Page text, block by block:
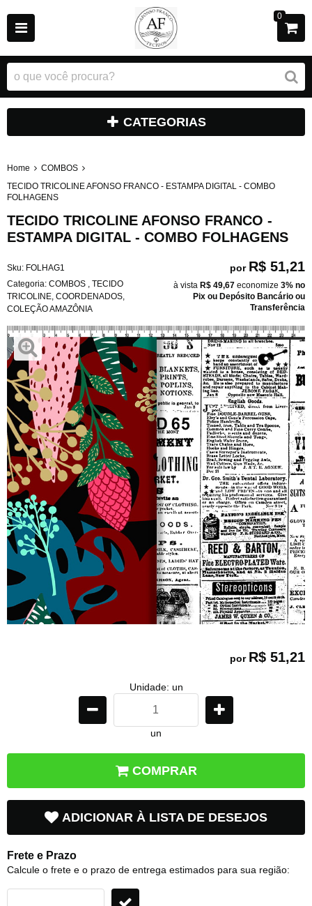
0
CATEGORIAS
Home
COMBOS
TECIDO TRICOLINE AFONSO FRANCO - ESTAMPA DIGITAL - COMBO
FOLHAGENS
TECIDO TRICOLINE AFONSO FRANCO -
ESTAMPA DIGITAL - COMBO FOLHAGENS
Sku: FOLHAG1
Categoria: COMBOS
TECIDO
TRICOLINE COORDENADOS
COLEÇÃO AMAZÔNIA
por R$ 51,21
à vista R$ 49,67 economize 3% no
Pix ou Depósito Bancário ou
Transferência
por R$ 51,21
Unidade: un
un
COMPRAR
ADICIONAR À LISTA DE DESEJOS
Frete e Prazo
Calcule o frete e o prazo de entrega estimados para sua região: